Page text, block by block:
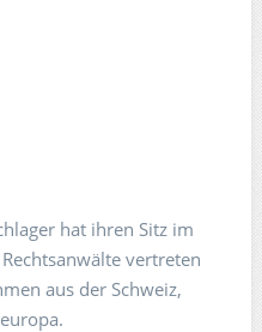
hat ihren Sitz im
vertreten
aus der Schweiz,